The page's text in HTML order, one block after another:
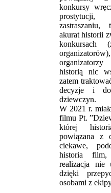
konkursy
akurat historii
konkursach
historią nic
zatem
decyzje i
dziewczyn.
W 2021 r.
filmu Pt.
której
powiązana z
ciekawe,
historia
realizacja nie
dzięki
osobami z